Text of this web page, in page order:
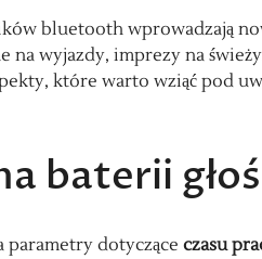
bluetooth wprowadzają
na wyjazdy, imprezy na
które warto wziąć pod
baterii
parametry dotyczące czasu